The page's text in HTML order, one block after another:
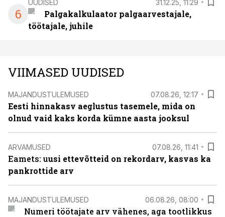
6
UUDISED 31.12.25, 11:29
Palgakalkulaator palgaarvestajale,
töötajale, juhile
VIIMASED UUDISED
MAJANDUSTULEMUSED 07.08.26, 12:17
Eesti hinnakasv aeglustus tasemele, mida on
olnud vaid kaks korda kümne aasta jooksul
ARVAMUSED 07.08.26, 11:41
Eamets: uusi ettevõtteid on rekordarv, kasvas ka
pankrottide arv
MAJANDUSTULEMUSED 06.08.26, 08:00
Numeri töötajate arv vähenes, aga tootlikkus